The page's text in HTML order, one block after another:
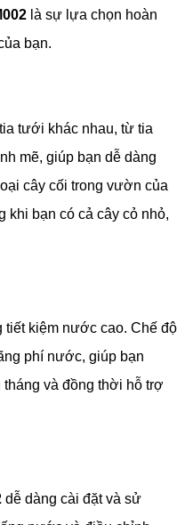
là sự lựa chọn hoàn
bạn.
tưới khác nhau, từ tia
mẽ, giúp bạn dễ dàng
cây cối trong vườn của
khi bạn có cả cây cỏ nhỏ,
tiết kiệm nước cao. Chế độ
phí nước, giúp bạn
và đồng thời hỗ trợ
dễ dàng cài đặt và sử